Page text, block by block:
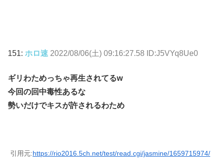
151: ホロ速 2022/08/06(土) 09:16:27.58 ID:J5VYq8Ue0
ギリわためっちゃ再生されてるw
今回の回中毒性あるな
勢いだけでキスが許されるわため
引用元:https://rio2016.5ch.net/test/read.cgi/jasmine/1659715974/